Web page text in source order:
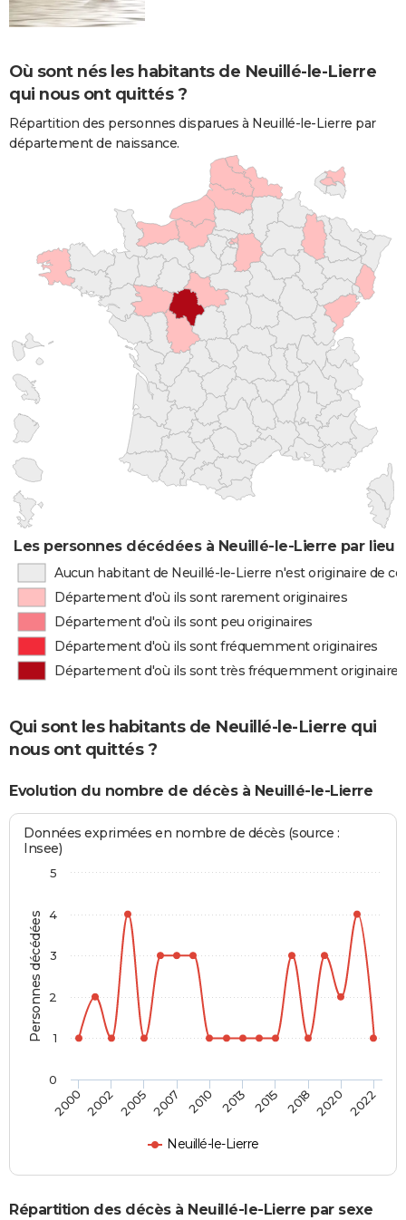
Où sont nés les habitants de Neuillé-le-Lierre
qui nous ont quittés ?
Répartition des personnes disparues à Neuillé-le-Lierre par
département de naissance.
Les personnes décédées à Neuillé-le-Lierre par lieu
Aucun habitant de Neuillé-le-Lierre n'est originaire de
Département d'où ils sont rarement originaires
Département d'où ils sont peu originaires
Département d'où ils sont fréquemment originaires
Département d'où ils sont très fréquemment originaires
Qui sont les habitants de Neuillé-le-Lierre qui
nous ont quittés ?
Evolution du nombre de décès à Neuillé-le-Lierre
Personnes décédées
Données exprimées en nombre de décès (source :
Insee)
Neuillé-le-Lierre
2000 2002 2005 2007 2010 2013 2015 2018 2020 2022
0
1
2
3
4
5
Répartition des décès à Neuillé-le-Lierre par sexe